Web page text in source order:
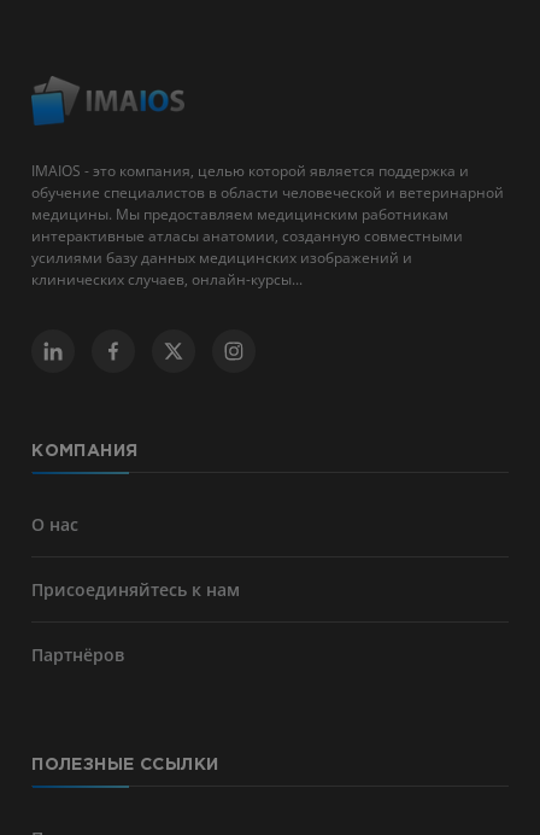
IMAIOS - это компания, целью которой является поддержка и
обучение специалистов в области человеческой и ветеринарной
медицины. Мы предоставляем медицинским работникам
интерактивные атласы анатомии, созданную совместными
усилиями базу данных медицинских изображений и
клинических случаев, онлайн-курсы...
КОМПАНИЯ
О нас
Присоединяйтесь к нам
Партнёров
ПОЛЕЗНЫЕ ССЫЛКИ